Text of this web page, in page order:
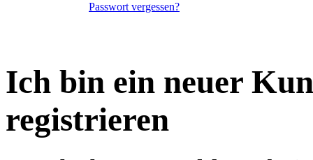
Passwort vergessen?
Ich bin ein neuer
registrieren